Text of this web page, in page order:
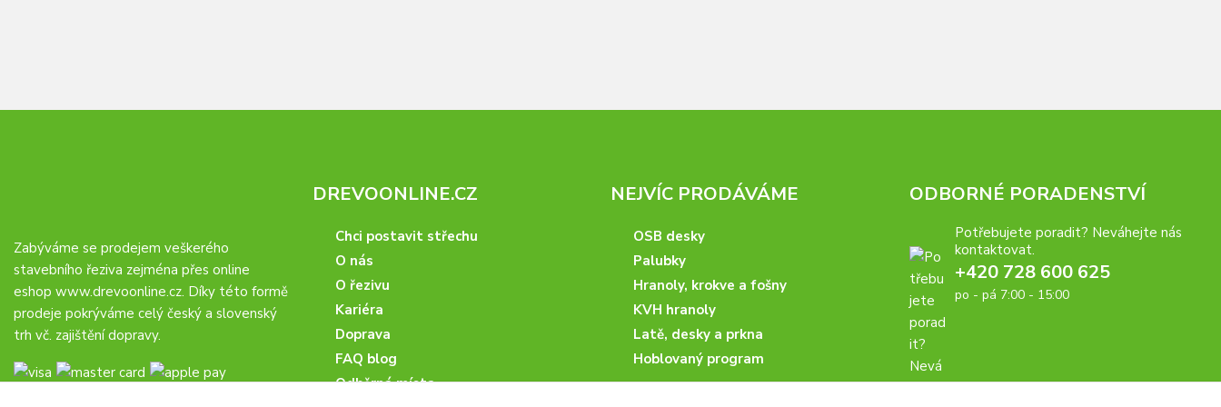
Zabýváme se prodejem veškerého
stavebního řeziva zejména přes online
eshop www.drevoonline.cz. Díky této formě
prodeje pokrýváme celý český a slovenský
trh vč. zajištění dopravy.
DREVOONLINE.CZ
Chci postavit střechu
O nás
O řezivu
Kariéra
Doprava
FAQ blog
Odběrná místa
NEJVÍC PRODÁVÁME
OSB desky
Palubky
Hranoly, krokve a fošny
KVH hranoly
Latě, desky a prkna
Hoblovaný program
ODBORNÉ PORADENSTVÍ
Potřebujete poradit? Neváhejte nás
kontaktovat.
+420 728 600 625
po - pá 7:00 - 15:00